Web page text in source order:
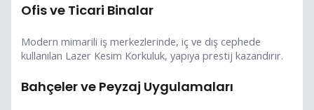
Ofis ve Ticari Binalar
Modern mimarili iş merkezlerinde, iç ve dış cephede
kullanılan Lazer Kesim Korkuluk, yapıya prestij kazandırır.
Bahçeler ve Peyzaj Uygulamaları